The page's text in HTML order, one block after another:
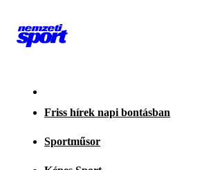
Friss hírek napi bontásban
Sportműsor